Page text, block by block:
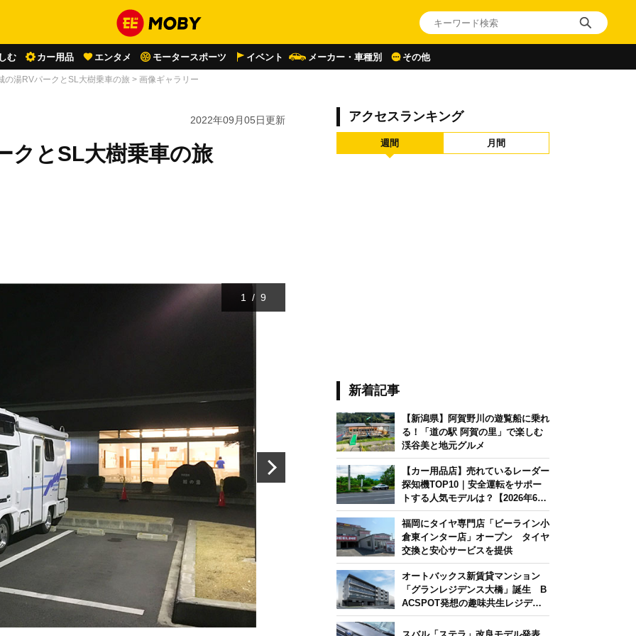
む カー用品 エンタメ モータースポーツ イベント メーカー・車種別 その他
の湯RVパークとSL大樹乗車の旅 > 画像ギャラリー
2022年09月05日更新
クとSL大樹乗車の旅
1 / 9
アクセスランキング
週間 月間
新着記事
【新潟県】阿賀野川の遊覧船に乗れ
る！「道の駅 阿賀の里」で楽しむ
渓谷美と地元グルメ
【カー用品店】売れているレーダー
探知機TOP10｜安全運転をサポー
トする人気モデルは？【2026年6月
版】
福岡にタイヤ専門店「ビーライン小
倉東インター店」オープン タイヤ
交換と安心サービスを提供
オートバックス新賃貸マンション
「グランレジデンス大橋」誕生 B
ACSPOT発想の趣味共生レジデン
ス